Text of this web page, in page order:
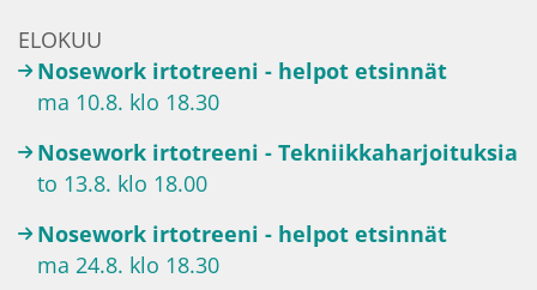
ELOKUU
Nosework irtotreeni - helpot etsinnät
ma 10.8. klo 18.30
Nosework irtotreeni - Tekniikkaharjoituksia
to 13.8. klo 18.00
Nosework irtotreeni - helpot etsinnät
ma 24.8. klo 18.30